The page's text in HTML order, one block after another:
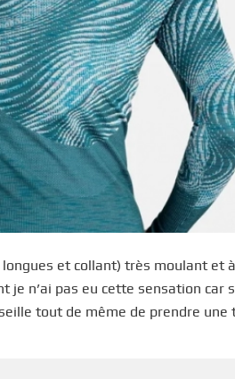
et collant) très moulant et
n’ai pas eu cette sensation car
tout de même de prendre